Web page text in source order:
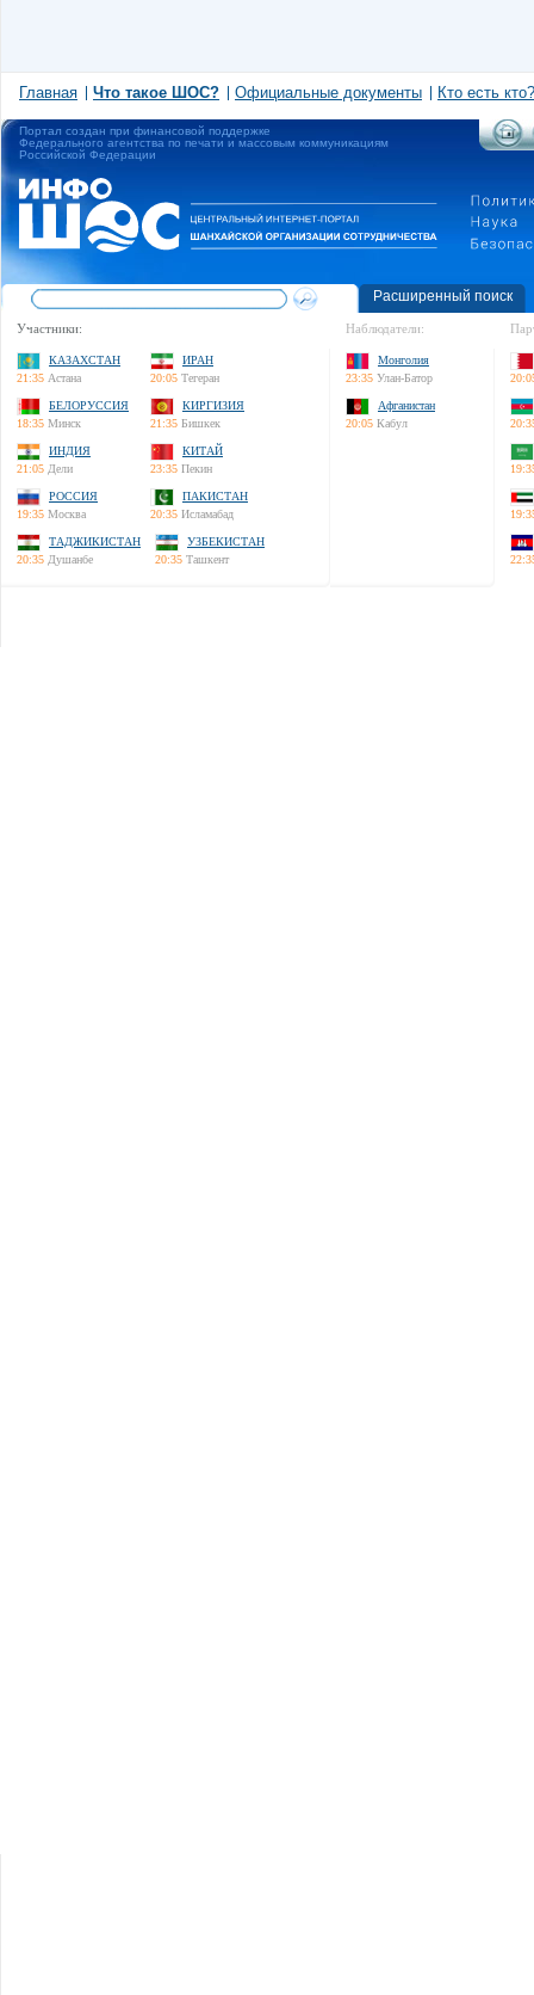
Главная Что такое ШОС? Официальные документы Кто есть кто?
Портал создан при финансовой поддержке
Федерального агентства по печати и массовым коммуникациям
Российской Федерации
Расширенный поиск
Участники:
КАЗАХСТАН
21:35 Астана
ИРАН
20:05 Тегеран
БЕЛОРУССИЯ
18:35 Минск
КИРГИЗИЯ
21:35 Бишкек
ИНДИЯ
21:05 Дели
КИТАЙ
23:35 Пекин
РОССИЯ
19:35 Москва
ПАКИСТАН
20:35 Исламабад
ТАДЖИКИСТАН
20:35 Душанбе
УЗБЕКИСТАН
20:35 Ташкент
Наблюдатели:
Монголия
23:35 Улан-Батор
Афганистан
20:05 Кабул